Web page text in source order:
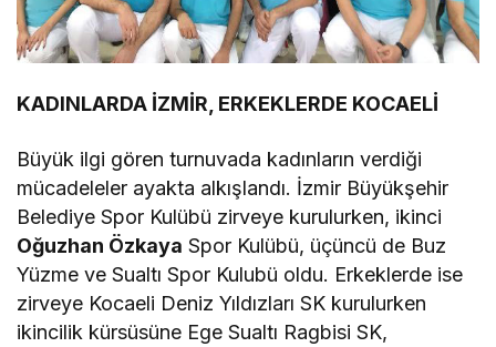
KADINLARDA İZMİR, ERKEKLERDE KOCAELİ
Büyük ilgi gören turnuvada kadınların verdiği
mücadeleler ayakta alkışlandı. İzmir Büyükşehir
Belediye Spor Kulübü zirveye kurulurken, ikinci
Oğuzhan Özkaya Spor Kulübü, üçüncü de Buz
Yüzme ve Sualtı Spor Kulubü oldu. Erkeklerde ise
zirveye Kocaeli Deniz Yıldızları SK kurulurken
ikincilik kürsüsüne Ege Sualtı Ragbisi SK,